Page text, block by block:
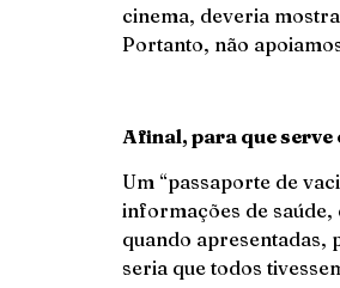
cinema, deveria
Portanto, não
Afinal, para que serve
Um “passaporte de
informações de saúde,
quando apresentadas,
seria que todos